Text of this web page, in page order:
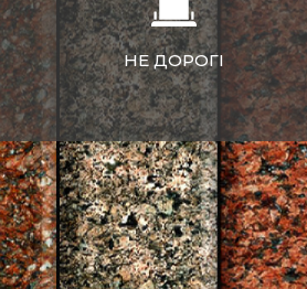
НЕ ДОРОГІ